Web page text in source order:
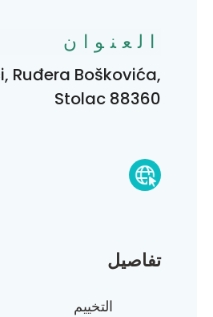
تفاصيل
التخييم
العنوان
Ruđera Boškovića,
Stolac 88360